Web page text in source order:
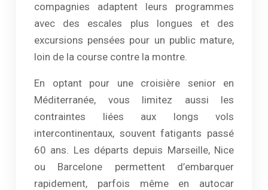
compagnies adaptent leurs programmes
avec des escales plus longues et des
excursions pensées pour un public mature,
loin de la course contre la montre.
En optant pour une croisière senior en
Méditerranée, vous limitez aussi les
contraintes liées aux longs vols
intercontinentaux, souvent fatigants passé
60 ans. Les départs depuis Marseille, Nice
ou Barcelone permettent d’embarquer
rapidement, parfois même en autocar